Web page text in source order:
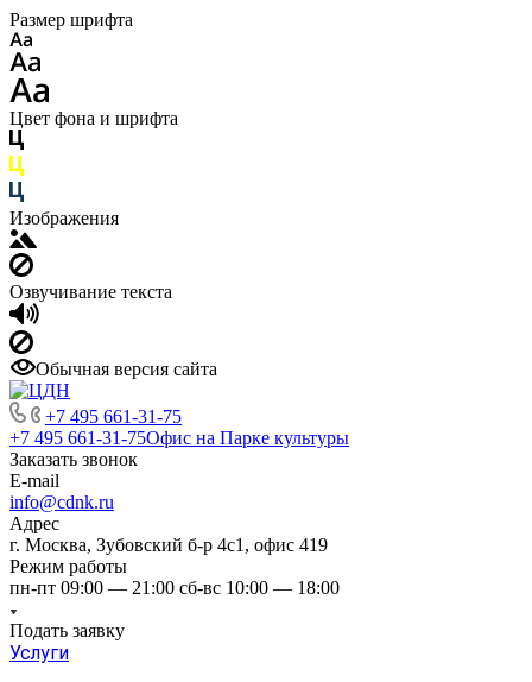
Размер шрифта
Цвет фона и шрифта
Изображения
Озвучивание текста
Обычная версия сайта
+7 495 661-31-75
+7 495 661-31-75Офис на Парке культуры
Заказать звонок
E-mail
info@cdnk.ru
Адрес
г. Москва, Зубовский б-р 4с1, офис 419
Режим работы
пн-пт 09:00 — 21:00 сб-вс 10:00 — 18:00
Подать заявку
Услуги